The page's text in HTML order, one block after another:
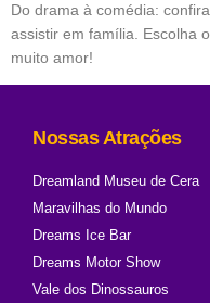
Do drama à comédia:
assistir em família. Escolha
muito amor!
Nossas Atrações
Dreamland Museu de Cera
Maravilhas do Mundo
Dreams Ice Bar
Dreams Motor Show
Vale dos Dinossauros